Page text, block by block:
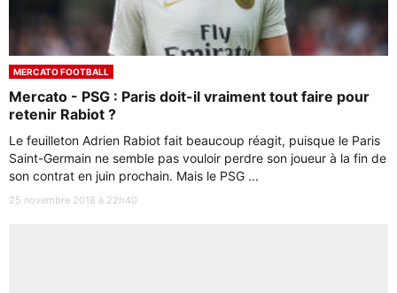
MERCATO FOOTBALL
Mercato - PSG : Paris doit-il vraiment tout faire pour
retenir Rabiot ?
Le feuilleton Adrien Rabiot fait beaucoup réagit, puisque le Paris
Saint-Germain ne semble pas vouloir perdre son joueur à la fin de
son contrat en juin prochain. Mais le PSG ...
25 novembre 2018 à 22h40